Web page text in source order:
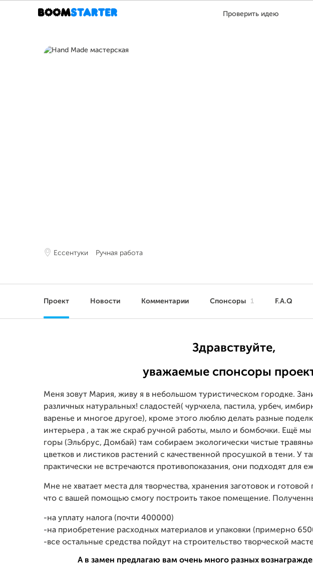
Проверить идею
Ессентуки Ручная работа
Проект Новости Комментарии Спонсоры 1 F.A.Q
Здравствуйте,
уважаемые спонсоры
Меня зовут Мария, живу я в небольшом туристическом городке.
различных натуральных! сладостей( чурчхела, пастила, урбеч,
варенье и многое другое), кроме этого люблю делать разные
интерьера , а так же скраб ручной работы, мыло и бомбочки. Ещё мы
горы (Эльбрус, Домбай) там собираем экологически чистые
цветков и листиков растений с качественной просушкой в тени. У
практически не встречаются противопоказания, они подходят для
Мне не хватает места для творчества, хранения заготовок и
что с вашей помощью смогу построить такое помещение.
-на уплату налога (почти 400000)
-на приобретение расходных материалов и упаковки (примерно
-все остальные средства пойдут на строительство творческой
А в замен предлагаю вам очень много разных